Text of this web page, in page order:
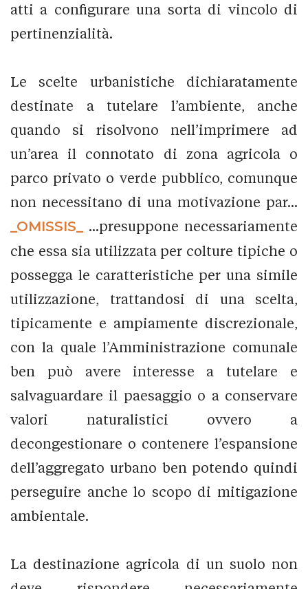
atti a configurare una sorta di vincolo di
pertinenzialità.
Le scelte urbanistiche dichiaratamente
destinate a tutelare l’ambiente, anche
quando si risolvono nell’imprimere ad
un’area il connotato di zona agricola o
parco privato o verde pubblico, comunque
non necessitano di una motivazione par...
_OMISSIS_
...presuppone necessariamente
che essa sia utilizzata per colture tipiche o
possegga le caratteristiche per una simile
utilizzazione, trattandosi di una scelta,
tipicamente e ampiamente discrezionale,
con la quale l’Amministrazione comunale
ben può avere interesse a tutelare e
salvaguardare il paesaggio o a conservare
valori naturalistici ovvero a
decongestionare o contenere l’espansione
dell’aggregato urbano ben potendo quindi
perseguire anche lo scopo di mitigazione
ambientale.
La destinazione agricola di un suolo non